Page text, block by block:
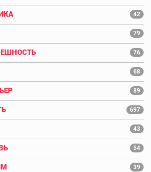
42
79
76
68
89
697
43
54
39